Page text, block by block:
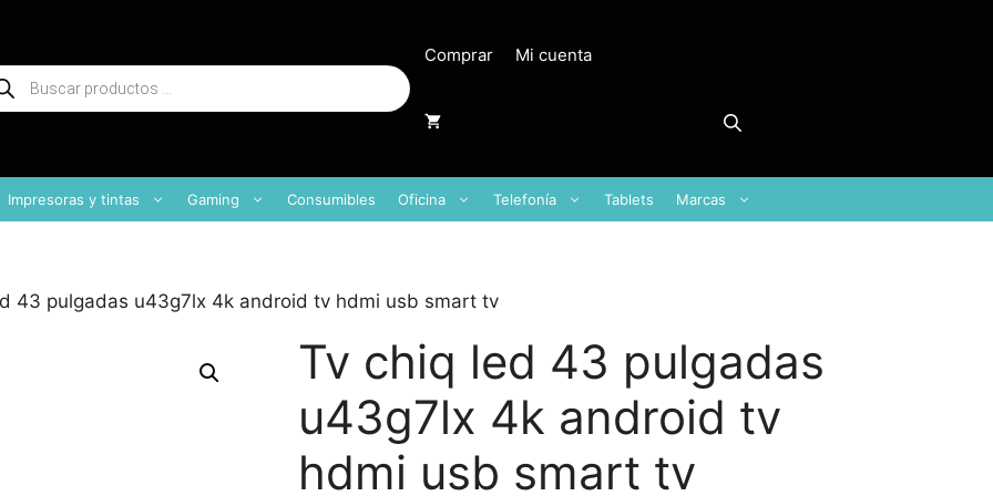
Comprar Mi cuenta
Impresoras y tintas Gaming Consumibles Oficina Telefonía Tablets Marcas
43 pulgadas u43g7lx 4k android tv hdmi usb smart tv
Tv chiq led 43 pulgadas
u43g7lx 4k android tv
hdmi usb smart tv